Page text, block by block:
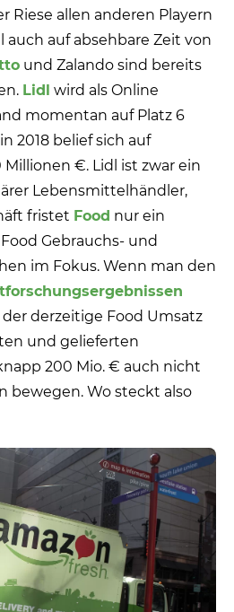
Riese allen anderen Playern
auf absehbare Zeit von
und Zalando sind bereits
Lidl
wird als Online
momentan auf Platz 6
2018 belief sich auf
€. Lidl ist zwar ein
Lebensmittelhändler,
fristet Food nur ein
Gebrauchs- und
im Fokus. Wenn man den
derzeitige Food Umsatz
und gelieferten
200 Mio. € auch nicht
bewegen. Wo steckt also